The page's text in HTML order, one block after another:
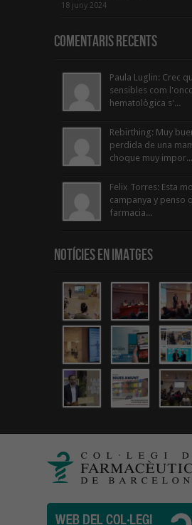
18 juny 2024
Comentaris Recents
Paula Luglin: Crec
sensibles com
hematològica s'...
Rebirthing: Muy
perdida de una
choque muy impor...
Felix Torres: Esta
campanya y penso
farmacia...
Notícies en Imatges